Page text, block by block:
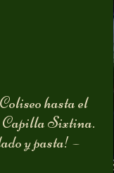
hasta el
Capilla Sixtina.
y pasta! –